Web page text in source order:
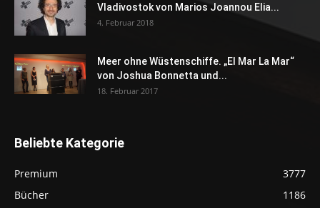
Vladivostok von Marios Joannou Elia...
4. Februar 2018
Meer ohne Wüstenschiffe. „El Mar La Mar“
von Joshua Bonnetta und...
18. Februar 2017
Beliebte Kategorie
Premium
3777
Bücher
1186